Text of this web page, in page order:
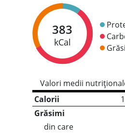
383
kCal
Valori medii
Calorii
Grăsimi
din care